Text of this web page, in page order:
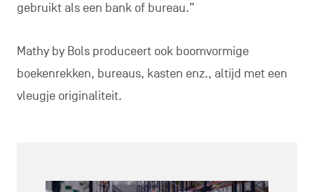
gebruikt als een bank of bureau.”
Mathy by Bols produceert ook boomvormige
boekenrekken, bureaus, kasten enz., altijd met een
vleugje originaliteit.